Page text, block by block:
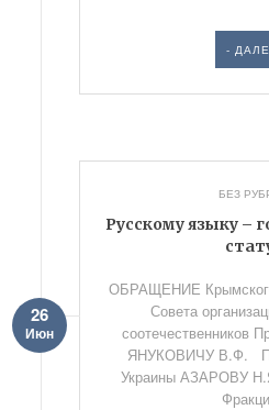
-
БЕЗ
Русскому языку –
26
Июн
ОБРАЩЕНИЕ
Совета
соотечественников
ЯНУКОВИЧУ В.Ф.
Украины АЗАРОВУ